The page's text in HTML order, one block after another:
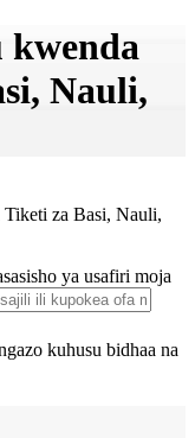
Nauli,
za Basi, Nauli,
ya usafiri moja
kuhusu bidhaa na